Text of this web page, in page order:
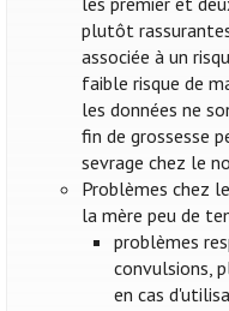
plutôt
associée à un
faible risque de
les données ne
fin de grossesse
sevrage chez le
Problèmes chez
la mère peu de
problèmes
convulsions,
en cas